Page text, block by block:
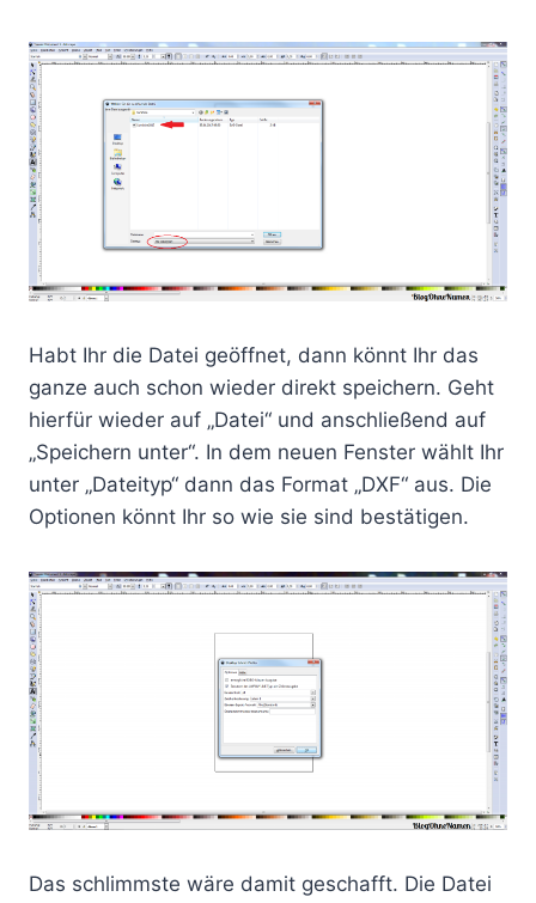
Habt Ihr die Datei geöffnet, dann könnt Ihr das
ganze auch schon wieder direkt speichern. Geht
hierfür wieder auf „Datei“ und anschließend auf
„Speichern unter“. In dem neuen Fenster wählt Ihr
unter „Dateityp“ dann das Format „DXF“ aus. Die
Optionen könnt Ihr so wie sie sind bestätigen.
Das schlimmste wäre damit geschafft. Die Datei